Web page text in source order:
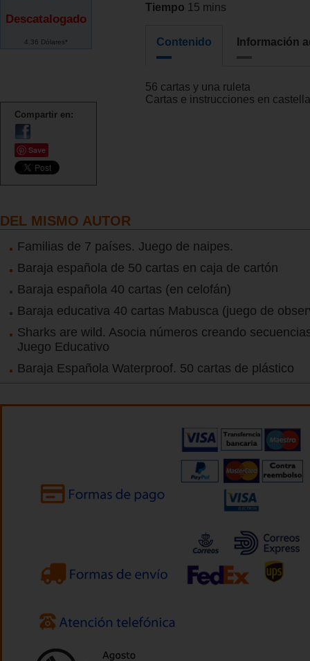
Descatalogado
4.36 Dólares*
Compartir en:
Save
Tiempo 15 mins
Contenido Información
56 cartas y una ruleta
Cartas e instrucciones en
DEL MISMO AUTOR
Familias de 7 países. Juego de naipes.
Baraja española de 50 cartas en caja de cartón
Baraja española 40 cartas (en celofán)
Baraja educativa 40 cartas Mabusca (juego de
Sharks are wild. Asocia números creando
Juego Educativo
Baraja Española Waterproof. 50 cartas de plástico